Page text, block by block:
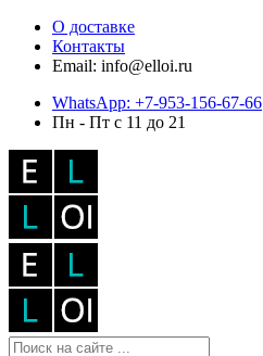
О доставке
Контакты
Email: info@elloi.ru
WhatsApp: +7-953-156-67-66
Пн - Пт с 11 до 21